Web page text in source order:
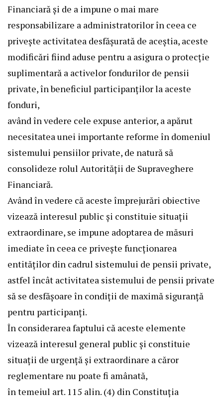
Financiară și de a impune o mai mare
responsabilizare a administratorilor în ceea ce
privește activitatea desfășurată de aceștia, aceste
modificări fiind aduse pentru a asigura o protecție
suplimentară a activelor fondurilor de pensii
private, în beneficiul participanților la aceste
fonduri,
având în vedere cele expuse anterior, a apărut
necesitatea unei importante reforme în domeniul
sistemului pensiilor private, de natură să
consolideze rolul Autorității de Supraveghere
Financiară.
Având în vedere că aceste împrejurări obiective
vizează interesul public și constituie situații
extraordinare, se impune adoptarea de măsuri
imediate în ceea ce privește funcționarea
entităților din cadrul sistemului de pensii private,
astfel încât activitatea sistemului de pensii private
să se desfășoare în condiții de maximă siguranță
pentru participanți.
În considerarea faptului că aceste elemente
vizează interesul general public și constituie
situații de urgență și extraordinare a căror
reglementare nu poate fi amânată,
în temeiul art. 115 alin. (4) din Constituția